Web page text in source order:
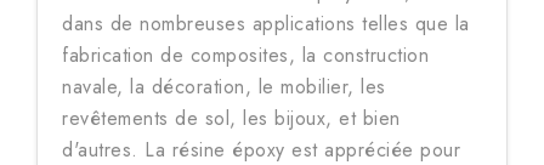
dans de nombreuses applications telles que la
fabrication de composites, la construction
navale, la décoration, le mobilier, les
revêtements de sol, les bijoux, et bien
d'autres. La résine époxy est appréciée pour